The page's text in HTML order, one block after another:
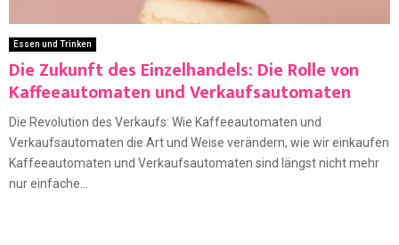
Essen und Trinken
Die Zukunft des Einzelhandels: Die Rolle von
Kaffeeautomaten und Verkaufsautomaten
Die Revolution des Verkaufs: Wie Kaffeeautomaten und
Verkaufsautomaten die Art und Weise verändern, wie wir einkaufen
Kaffeeautomaten und Verkaufsautomaten sind längst nicht mehr
nur einfache...